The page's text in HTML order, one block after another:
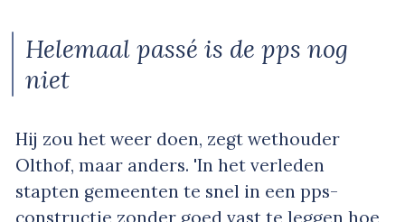
Helemaal passé is de pps nog
niet
Hij zou het weer doen, zegt wethouder
Olthof, maar anders. 'In het verleden
stapten gemeenten te snel in een pps-
constructie zonder goed vast te leggen hoe